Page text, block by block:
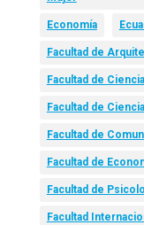
Economía
Facultad de
Facultad de
Facultad de
Facultad de
Facultad de
Facultad de
Facultad